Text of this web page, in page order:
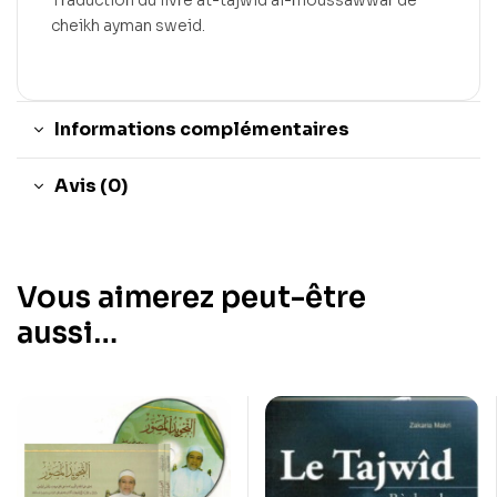
cheikh ayman sweid.
Informations complémentaires
Avis (0)
Vous aimerez peut-être
aussi…